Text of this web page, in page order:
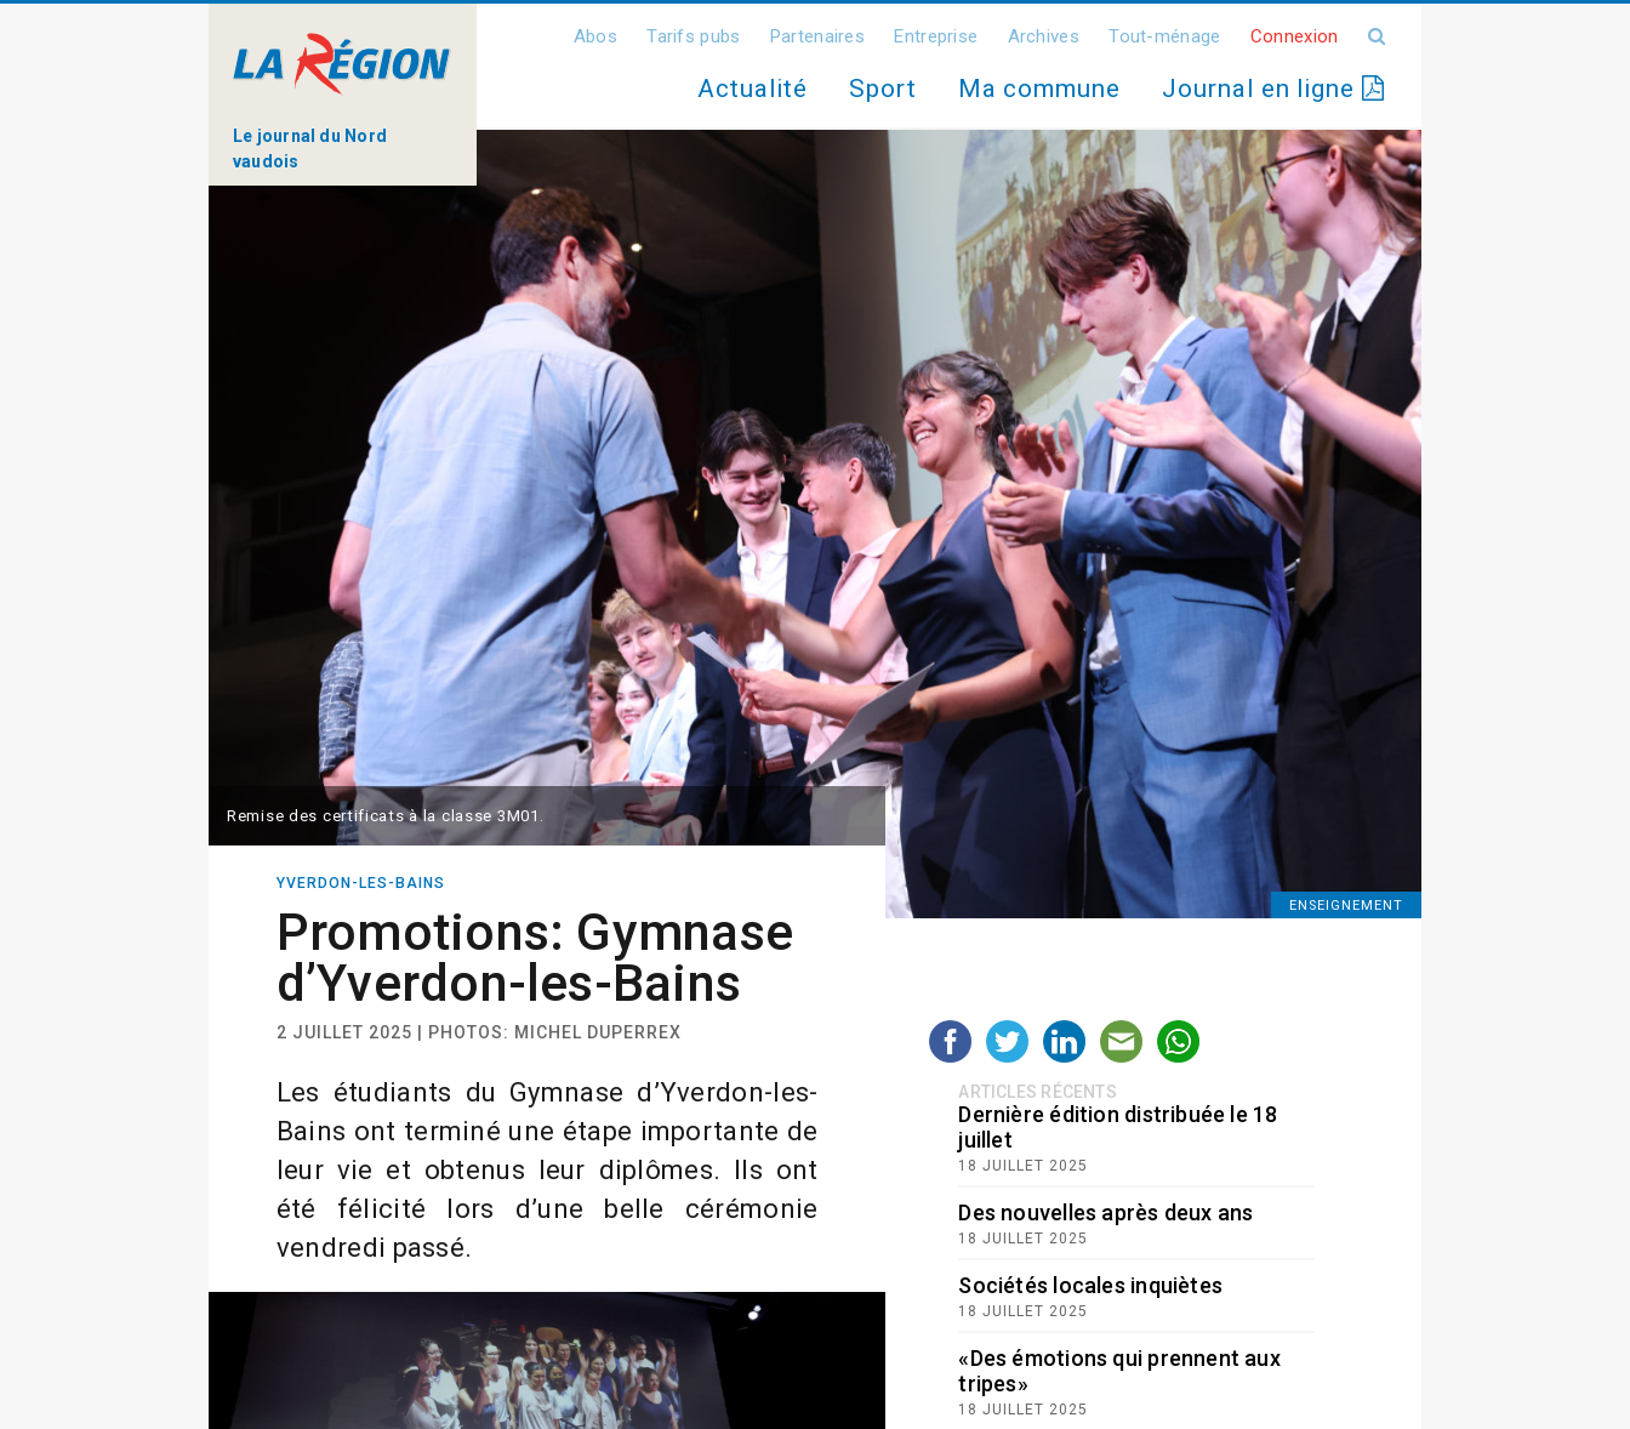
Le journal du Nord
vaudois
Abos Tarifs pubs Partenaires Entreprise Archives Tout-ménage Connexion
Actualité Sport Ma commune Journal en ligne
ENSEIGNEMENT
Remise des certificats à la classe 3M01.
YVERDON-LES-BAINS
Promotions: Gymnase
d’Yverdon-les-Bains
2 JUILLET 2025 | PHOTOS: MICHEL DUPERREX
Les étudiants du Gymnase d’Yverdon-les-
Bains ont terminé une étape importante de
leur vie et obtenus leur diplômes. Ils ont
été félicité lors d’une belle cérémonie
vendredi passé.
ARTICLES RÉCENTS
Dernière édition distribuée le 18
juillet
18 JUILLET 2025
Des nouvelles après deux ans
18 JUILLET 2025
Sociétés locales inquiètes
18 JUILLET 2025
«Des émotions qui prennent aux
tripes»
18 JUILLET 2025